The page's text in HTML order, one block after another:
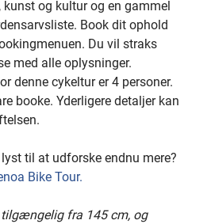
og kultur og en gammel
Book dit ophold
Du vil straks
med alle oplysninger.
denne cykeltur er 4 personer.
booke. Yderligere detaljer kan
til at udforske endnu mere?
Bike Tour.
tilgængelig fra 145 cm, og